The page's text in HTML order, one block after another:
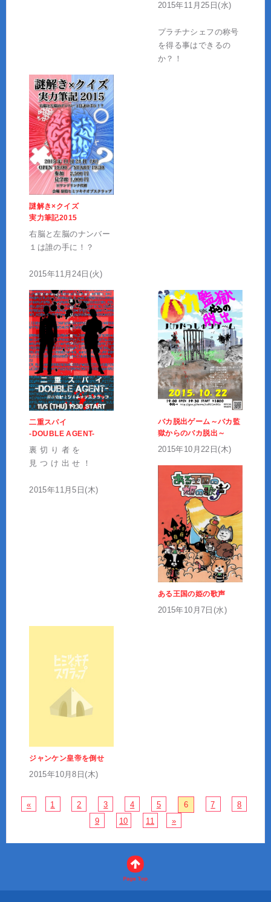
2015年11月25日(水)
プラチナシェフの称号
を得る事はできるの
か？！
謎解き×クイズ
実力筆記2015
右脳と左脳のナンバー
１は誰の手に！？
2015年11月24日(火)
二重スパイ
-DOUBLE AGENT-
裏 切 り 者 を
見 つ け 出 せ ！
2015年11月5日(木)
バカ脱出ゲーム～バカ監
獄からのバカ脱出～
2015年10月22日(木)
ある王国の姫の歌声
2015年10月7日(水)
ジャンケン皇帝を倒せ
2015年10月8日(木)
« 1 2 3 4 5 6 7
8
9
10 11 »